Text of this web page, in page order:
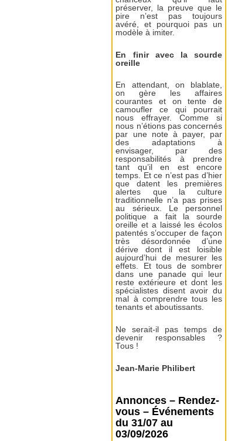
préserver, la preuve que le
pire n’est pas toujours
avéré, et pourquoi pas un
modèle à imiter.
En finir avec la sourde
oreille
En attendant, on blablate,
on gère les affaires
courantes et on tente de
camoufler ce qui pourrait
nous effrayer. Comme si
nous n’étions pas concernés
par une note à payer, par
des adaptations à
envisager, par des
responsabilités à prendre
tant qu’il en est encore
temps. Et ce n’est pas d’hier
que datent les premières
alertes que la culture
traditionnelle n’a pas prises
au sérieux. Le personnel
politique a fait la sourde
oreille et a laissé les écolos
patentés s’occuper de façon
très désordonnée d’une
dérive dont il est loisible
aujourd’hui de mesurer les
effets. Et tous de sombrer
dans une panade qui leur
reste extérieure et dont les
spécialistes disent avoir du
mal à comprendre tous les
tenants et aboutissants.
Ne serait-il pas temps de
devenir responsables ?
Tous !
Jean-Marie Philibert
Annonces – Rendez-
vous – Événements
du 31/07 au
03/09/2026